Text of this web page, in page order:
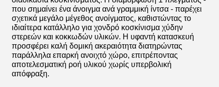
που σημαίνει ένα άνοιγμα ανά γραμμική ίντσα - παρέχει
σχετικά μεγάλο μέγεθος ανοίγματος, καθιστώντας το
ιδιαίτερα κατάλληλο για χονδρό κοσκίνισμα χύδην
στερεών και κοκκωδών υλικών. Η υφαντή κατασκευή
προσφέρει καλή δομική ακεραιότητα διατηρώντας
παράλληλα επαρκή ανοιχτό χώρο, επιτρέποντας
αποτελεσματική ροή υλικού χωρίς υπερβολική
απόφραξη.